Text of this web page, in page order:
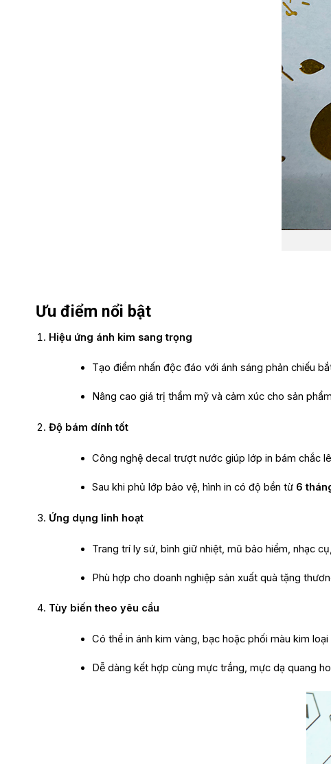
Ưu điểm nổi bật
Hiệu ứng ánh kim sang trọng
Tạo điểm nhấn độc đáo với ánh sáng phản chiếu
Nâng cao giá trị thẩm mỹ và cảm xúc cho sản
Độ bám dính tốt
Công nghệ decal trượt nước giúp lớp in bám chắc
Sau khi phủ lớp bảo vệ, hình in có độ bền từ 6
Ứng dụng linh hoạt
Trang trí ly sứ, bình giữ nhiệt, mũ bảo hiểm, nhạc
Phù hợp cho doanh nghiệp sản xuất quà tặng
Tùy biến theo yêu cầu
Có thể in ánh kim vàng, bạc hoặc phối màu kim loại
Dễ dàng kết hợp cùng mực trắng, mực dạ quang